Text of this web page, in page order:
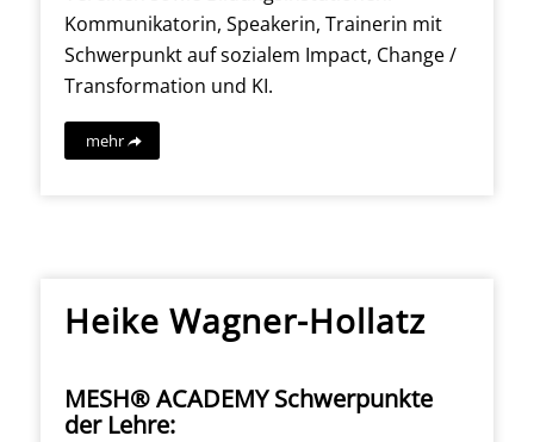
Kommunikatorin, Speakerin, Trainerin mit
Schwerpunkt auf sozialem Impact, Change /
Transformation und KI.
mehr
Heike Wagner-Hollatz
MESH® ACADEMY Schwerpunkte
der Lehre: